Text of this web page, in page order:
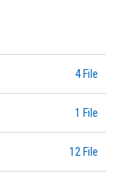
4 File
1 File
12 File